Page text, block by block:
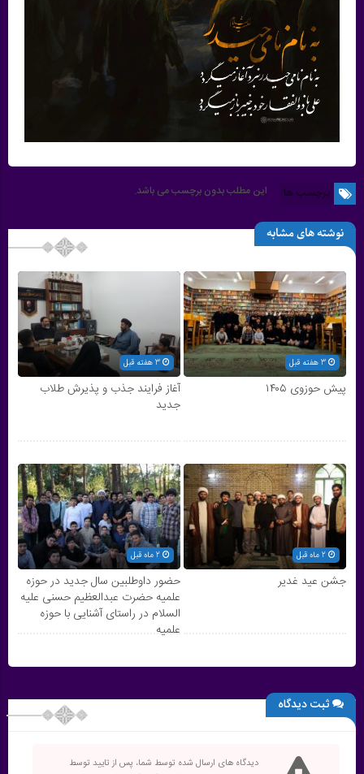
برچسب ها این مطلب بدون برچسب می باشد.
نوشته های مشابه
3 هفته قبل
پیش حوزوی ۱۴۰۵
آغاز فرایند جذب و پذیرش طلاب
جدید
2 ماه قبل
جشن عید غدیر
حضور داوطلبین سال جدید در حوزه
علمیه حضرت عبدالعظیم حسنی علیه
السلام در راستای آشنایی با حوزه
علمیه
ثبت دیدگاه
دیدگاه های ارسال شده توسط شما، پس از تایید توسط